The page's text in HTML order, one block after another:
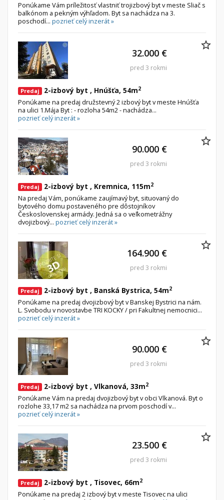
Ponúkame Vám príležitosť vlastniť trojizbový byt v meste Sliač s
balkónom a pekným výhľadom. Byt sa nachádza na 3.
poschodí... pozrieť celý inzerát »
Predaj 2-izbový byt , Hnúšťa, 54m2
Ponúkame na predaj družstevný 2 izbový byt v meste Hnúšťa
na ulici 1.Mája Byt : - rozloha 54m2 - nachádza...
pozrieť celý inzerát »
32.000 €
pred 3 rokmi
Predaj 2-izbový byt , Kremnica, 115m2
Na predaj Vám, ponúkame zaujímavý byt, situovaný do
bytového domu postaveného pre dôstojníkov
Československej armády. Jedná sa o veľkometrážny
dvojizbový... pozrieť celý inzerát »
90.000 €
pred 3 rokmi
Predaj 2-izbový byt , Banská Bystrica, 54m2
Ponúkame na predaj dvojizbový byt v Banskej Bystrici na nám.
L. Svobodu v novostavbe TRI KOCKY / pri Fakultnej nemocnici...
pozrieť celý inzerát »
164.900 €
pred 3 rokmi
Predaj 2-izbový byt , Vlkanová, 33m2
Ponúkame Vám na predaj dvojizbový byt v obci Vlkanová. Byt o
rozlohe 33,17 m2 sa nachádza na prvom poschodí v...
pozrieť celý inzerát »
90.000 €
pred 3 rokmi
Predaj 2-izbový byt , Tisovec, 66m2
Ponúkame na predaj 2 izbový byt v meste Tisovec na ulici
23.500 €
pred 3 rokmi